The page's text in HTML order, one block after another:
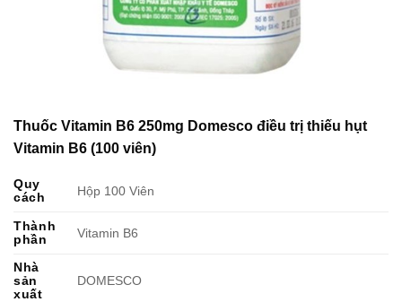
Thuốc Vitamin B6 250mg Domesco điều trị thiếu hụt
Vitamin B6 (100 viên)
Quy
cách
Hộp 100 Viên
Thành
phần
Vitamin B6
Nhà
sản
xuất
DOMESCO